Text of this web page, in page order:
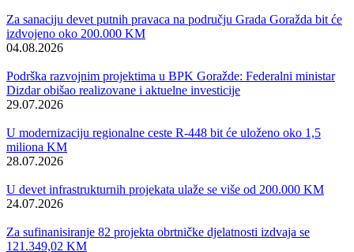
Premijerka Bosansko-podrinjskog kantona Goražde Aida Obuća i
danas ugovor o dodjeli sredstava za implementaciju projekta
brze ceste Prača – Goražde čija vrijednost je 8.500.000 KM.